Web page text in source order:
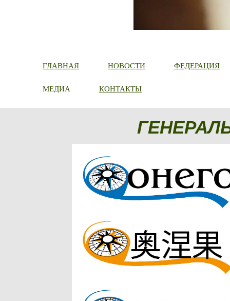
ГЛАВНАЯ НОВОСТИ ФЕДЕРАЦИЯ
МЕДИА КОНТАКТЫ